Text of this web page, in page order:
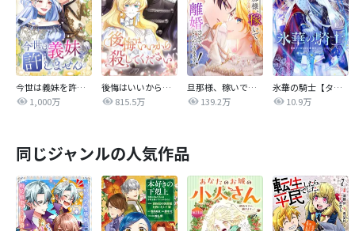
今世は義妹を許しません
1,000万
後悔はいいから殺してください
815.5万
旦那様、稼いで離婚させていただきます！
139.2万
氷華の騎士【タテヨミ】
10.9万
同じジャンルの人気作品